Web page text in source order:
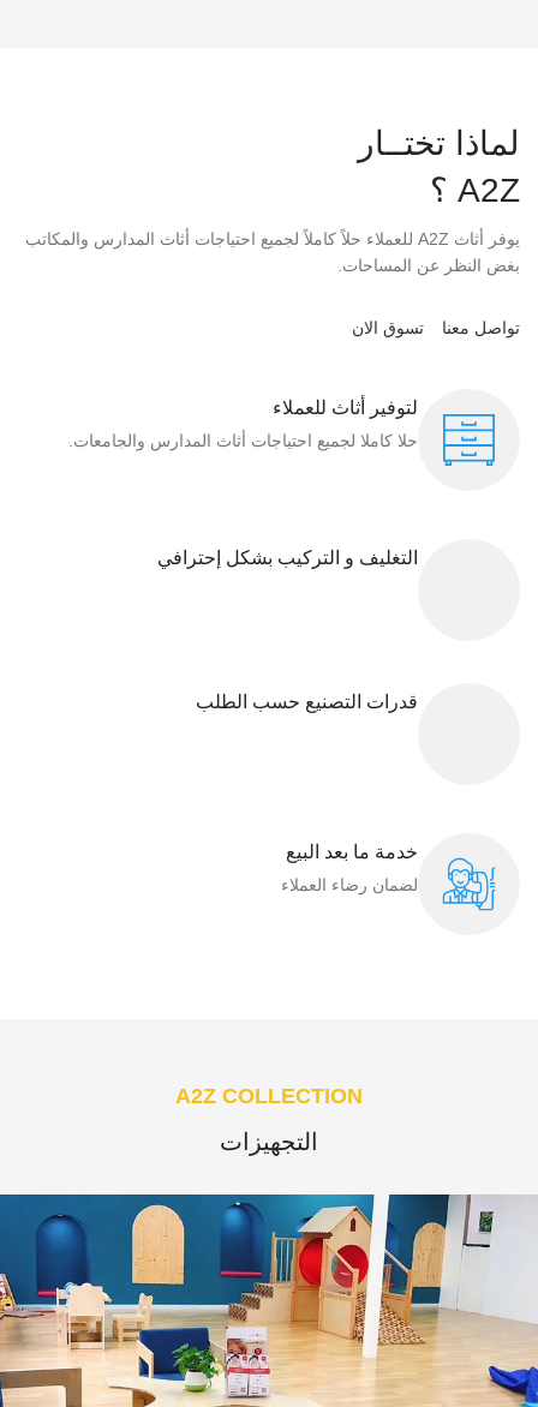
لماذا تختــار
A2Z ؟
يوفر أثاث A2Z للعملاء حلاً كاملاً لجميع احتياجات أثاث المدارس والمكاتب
بغض النظر عن المساحات.
تواصل معنا تسوق الان
لتوفير أثاث للعملاء
حلا كاملا لجميع احتياجات أثاث المدارس والجامعات.
التغليف و التركيب بشكل إحترافي
قدرات التصنيع حسب الطلب
خدمة ما بعد البيع
لضمان رضاء العملاء​
A2Z COLLECTION
التجهيزات